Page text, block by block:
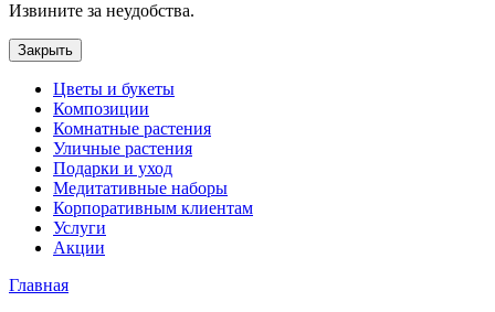
Извините за неудобства.
Закрыть
Цветы и букеты
Композиции
Комнатные растения
Уличные растения
Подарки и уход
Медитативные наборы
Корпоративным клиентам
Услуги
Акции
Главная